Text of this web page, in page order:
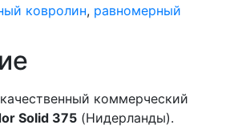
ковролин, равномерный
коммерческий
Solid 375 (Нидерланды).